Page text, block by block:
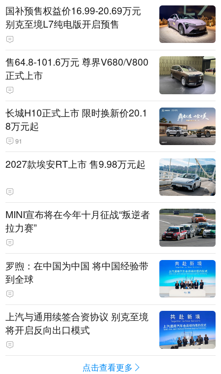
国补预售权益价16.99-20.69万元
别克至境L7纯电版开启预售
售64.8-101.6万元 尊界V680/V800
正式上市
长城H10正式上市 限时换新价20.1
8万元起
91
2027款埃安RT上市 售9.98万元起
MINI宣布将在今年十月征战“叛逆者
拉力赛”
罗煦：在中国为中国 将中国经验带
到全球
上汽与通用续签合资协议 别克至境
将开启反向出口模式
点击查看更多